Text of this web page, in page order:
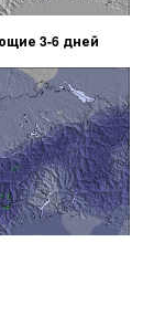
3-6 дней